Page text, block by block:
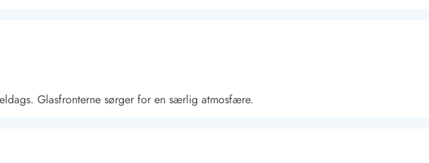
Glasfronterne sørger for en særlig atmosfære.